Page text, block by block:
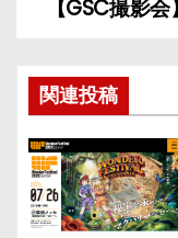
ビ
ゲ
ー
シ
ョ
【GSC撮影会】
関連投稿